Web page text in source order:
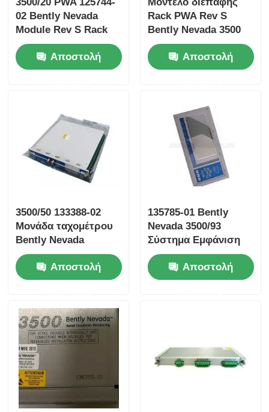
Τρηπλό PLC ολοκληρωμένων κυκλωμάτων
PLC Woodward
Μονάδα Ge Fanuc
Ενότητα Bently Nevada
Μονάδα επικοινωνίας Prosoft
Ελεγκτής DCS ABB
Ελεγκτής DCS Emerson
02 Bently Nevada
Module Rev S Rack
Interface Module
Σειρά 3500Αποστολή
Rack PWA Rev S
Bently Nevada 3500
σειράς 125744-02
Αποστολή
3500/50 133388-02
Μονάδα ταχομέτρου
Bently Nevada
Μονάδα ταχομέτρου
PWA 3500/50 133388-
02
Αποστολή
135785-01 Bently
Nevada 3500/93
Σύστημα Εμφάνιση
σε απόθεμα
Αποστολή